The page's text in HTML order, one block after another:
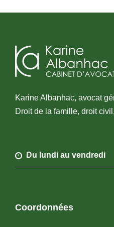
Karine Albanhac, avocat
Droit de la famille, droit
Du lundi au vendredi
Coordonnées